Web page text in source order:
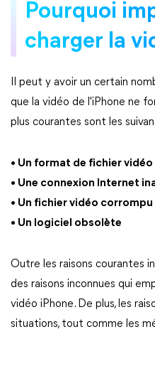
Pourquoi
charger la
Il peut y avoir un certain
que la vidéo de l'iPhone ne
plus courantes sont les
• Un format de fichier
• Une connexion Internet
• Un fichier vidéo corrompu
• Un logiciel obsolète
Outre les raisons courantes
des raisons inconnues qui
vidéo iPhone. De plus, les
situations, tout comme les